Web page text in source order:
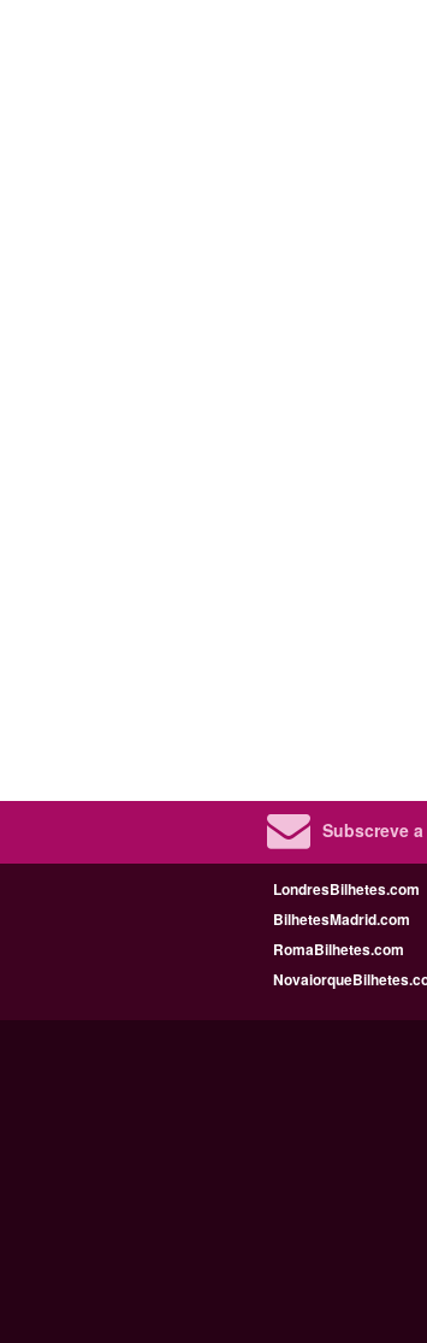
Subscreve
LondresBilhetes.com
BilhetesMadrid.com
RomaBilhetes.com